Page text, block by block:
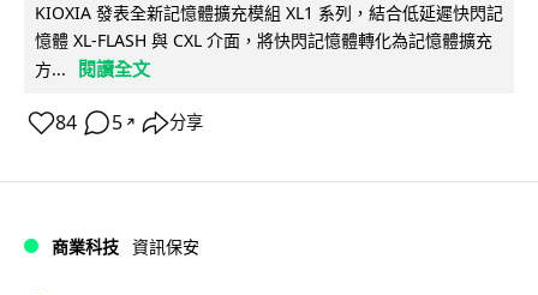
KIOXIA 發表全新記憶體擴充模組 XL1 系列，結合低延遲快閃記
憶體 XL-FLASH 與 CXL 介面，將快閃記憶體轉化為記憶體擴充
方...
閱讀全文
84 5 ↗ 分享
商業科技 資訊保安